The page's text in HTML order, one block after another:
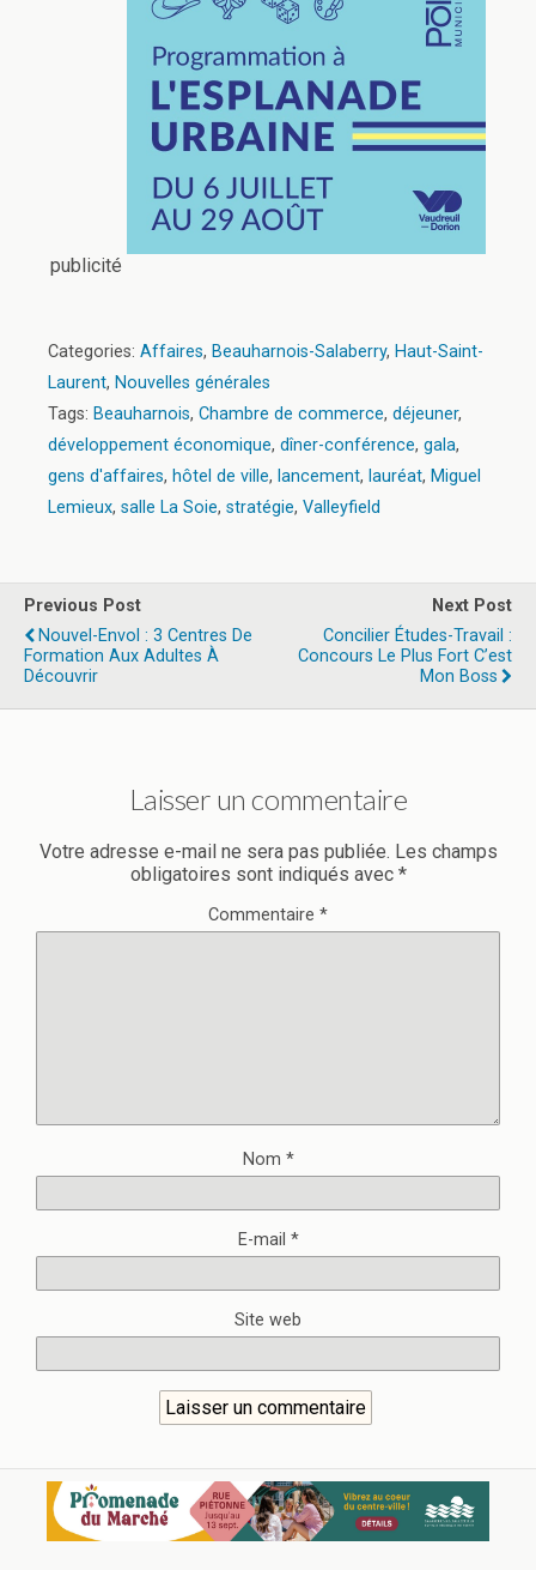
publicité
Categories: Affaires, Beauharnois-Salaberry, Haut-Saint-
Laurent, Nouvelles générales
Tags: Beauharnois, Chambre de commerce, déjeuner,
développement économique, dîner-conférence, gala,
gens d'affaires, hôtel de ville, lancement, lauréat, Miguel
Lemieux, salle La Soie, stratégie, Valleyfield
Previous Post
Nouvel-Envol : 3 Centres De
Formation Aux Adultes À
Découvrir
Next Post
Concilier Études-Travail :
Concours Le Plus Fort C’est
Mon Boss
Laisser un commentaire
Votre adresse e-mail ne sera pas publiée. Les champs
obligatoires sont indiqués avec *
Commentaire *
Nom *
E-mail *
Site web